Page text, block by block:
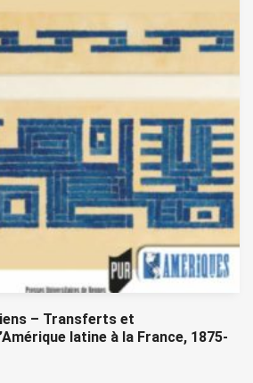
– Transferts et
latine à la France, 1875-